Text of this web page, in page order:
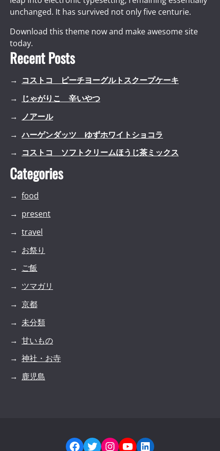
unchanged. It has survived not only five centurie.
Download this theme now and make awesome site
today.
Recent Posts
コストコ ピーチヨーグルトスクープケーキ
じゃがりこ 辛いやつ
ノアール
ハーゲンダッツ ゆずホワイトショコラ
コストコ ソフトクリームほうじ茶ミックス
Categories
food
present
travel
お祭り
ご飯
ツマガリ
京都
未分類
甘いもの
神社・お寺
鹿児島
Facebook
Twitter
Instagram
YouTube
LinkedIn